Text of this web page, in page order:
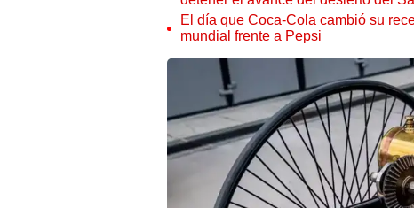
El día que Coca-Cola cambió su
mundial frente a Pepsi